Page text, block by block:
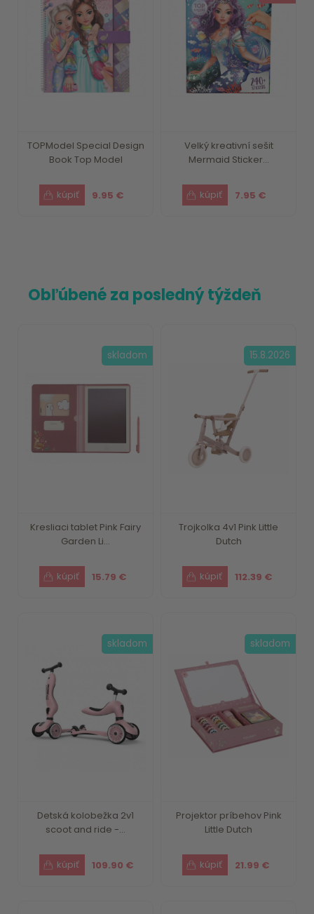
TOPModel Special Design
Book Top Model
9.95 €
Velký kreativní sešit
Mermaid Sticker...
7.95 €
Obľúbené za posledný týždeň
Kresliaci tablet Pink Fairy
Garden Li...
15.79 €
skladom
Trojkolka 4v1 Pink Little
Dutch
112.39 €
15.8.2026
Detská kolobežka 2v1
scoot and ride -...
109.90 €
skladom
Projektor príbehov Pink
Little Dutch
21.99 €
skladom